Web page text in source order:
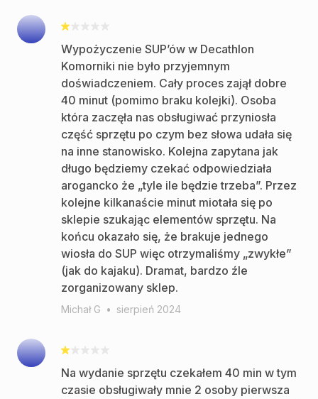
Wypożyczenie SUP’ów w Decathlon
Komorniki nie było przyjemnym
doświadczeniem. Cały proces zajął dobre
40 minut (pomimo braku kolejki). Osoba
która zaczęła nas obsługiwać przyniosła
część sprzętu po czym bez słowa udała się
na inne stanowisko. Kolejna zapytana jak
długo będziemy czekać odpowiedziała
arogancko że „tyle ile będzie trzeba”. Przez
kolejne kilkanaście minut miotała się po
sklepie szukając elementów sprzętu. Na
końcu okazało się, że brakuje jednego
wiosła do SUP więc otrzymaliśmy „zwykłe”
(jak do kajaku). Dramat, bardzo źle
zorganizowany sklep.
Michał G • sierpień 2024
Na wydanie sprzętu czekałem 40 min w tym
czasie obsługiwały mnie 2 osoby pierwsza